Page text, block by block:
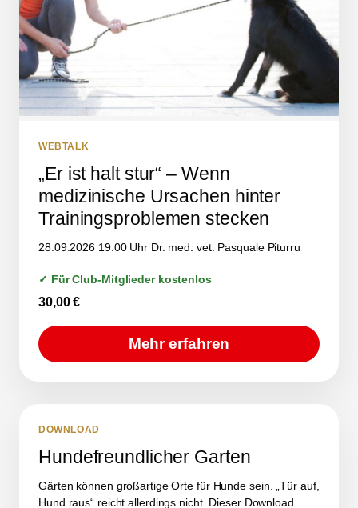
WEBTALK
„Er ist halt stur“ – Wenn
medizinische Ursachen hinter
Trainingsproblemen stecken
28.09.2026 19:00 Uhr Dr. med. vet. Pasquale Piturru
✓ Für Club-Mitglieder kostenlos
30,00€
Mehr erfahren
DOWNLOAD
Hundefreundlicher Garten
Gärten können großartige Orte für Hunde sein. „Tür auf,
Hund raus“ reicht allerdings nicht. Dieser Download